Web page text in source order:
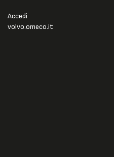
Accedi
volvo.omeco.it